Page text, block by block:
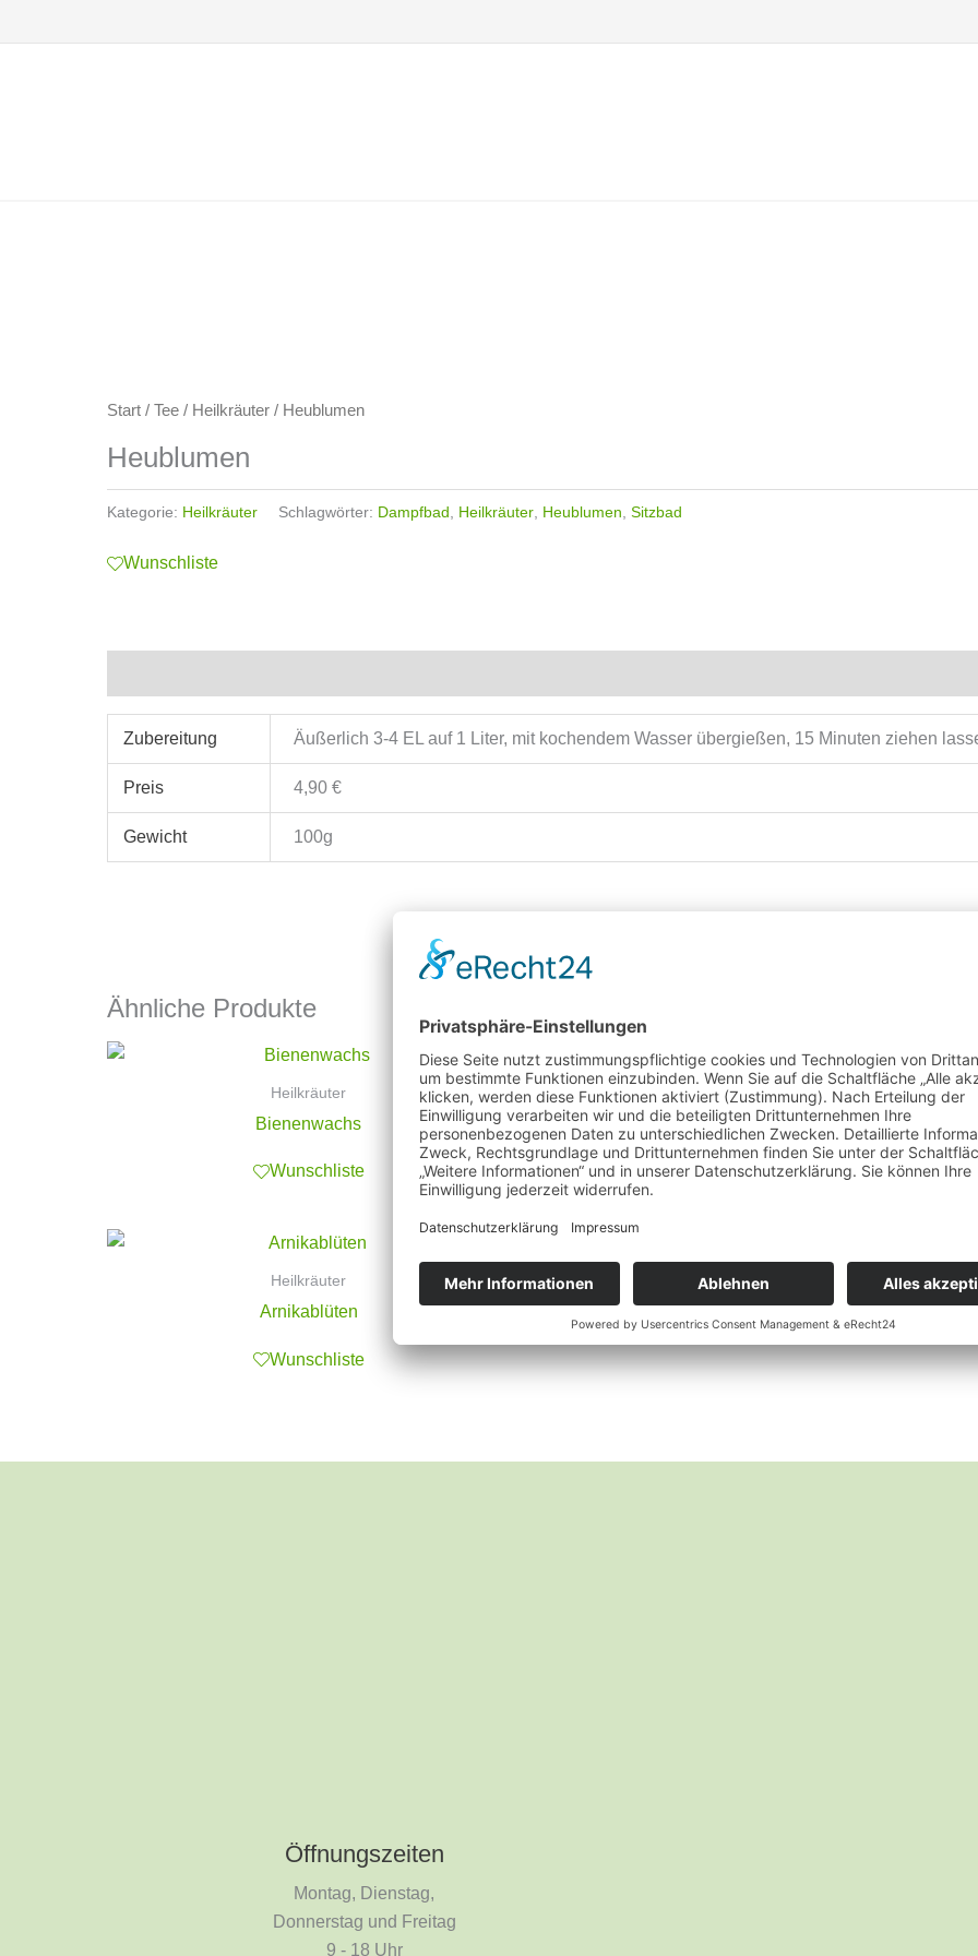
Inhalt
Start /Tee / Heilkräuter / Heublumen
Heublumen
Kategorie: Heilkräuter Schlagwörter: Dampfbad Heilkräuter Heublumen ,Sitzbad
Wunschliste
Zubereitung Äußerlich 3-4 EL auf 1 Liter, mit kochendem Wasser übergießen, 15 Minuten ziehen
Preis 4,90 €
Gewicht 100g
Ähnliche Produkte
Heilkräuter
Bienenwachs
Wunschliste
Heilkräuter
Bockshornklee
Wunschliste
Heilkräuter
Arnikablüten
Wunschliste
Öffnungszeiten
Montag, Dienstag,
Donnerstag und Freitag
9 - 18 Uhr